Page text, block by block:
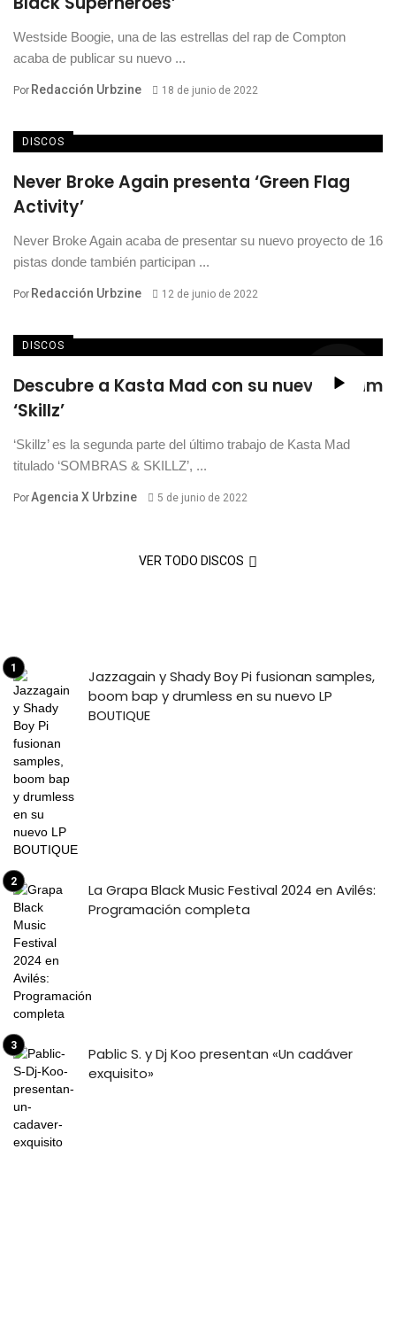
Westside Boogie, una de las estrellas del rap de Compton
acaba de publicar su nuevo ...
Por Redacción Urbzine 18 de junio de 2022
DISCOS
Never Broke Again presenta ‘Green Flag
Activity’
Never Broke Again acaba de presentar su nuevo proyecto de 16
pistas donde también participan ...
Por Redacción Urbzine 12 de junio de 2022
DISCOS
Descubre a Kasta Mad con su nuevo álbum
‘Skillz’
‘Skillz’ es la segunda parte del último trabajo de Kasta Mad
titulado ‘SOMBRAS & SKILLZ’, ...
PorAgencia X Urbzine 5 de junio de 2022
VER TODO DISCOS
Jazzagain y Shady Boy Pi fusionan samples,
boom bap y drumless en su nuevo LP
BOUTIQUE
La Grapa Black Music Festival 2024 en Avilés:
Programación completa
Pablic S. y Dj Koo presentan «Un cadáver
exquisito»